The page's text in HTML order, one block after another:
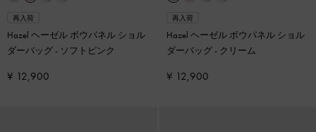
再入荷
Hazel ヘーゼル ボウパネル ショル
ダーバッグ- ソフトピンク
¥ 12,900
再入荷
Hazel ヘーゼル ボウパネル ショル
ダーバッグ- クリーム
¥ 12,900